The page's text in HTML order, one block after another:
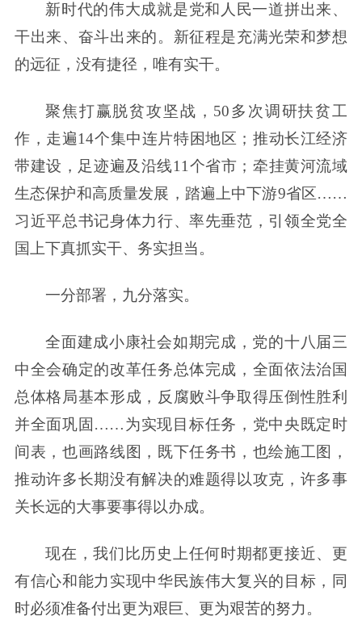
新时代的伟大成就是党和人民一道拼出来、
干出来、奋斗出来的。新征程是充满光荣和梦想
的远征，没有捷径，唯有实干。
聚焦打赢脱贫攻坚战，50多次调研扶贫工
作，走遍14个集中连片特困地区；推动长江经济
带建设，足迹遍及沿线11个省市；牵挂黄河流域
生态保护和高质量发展，踏遍上中下游9省区……
习近平总书记身体力行、率先垂范，引领全党全
国上下真抓实干、务实担当。
一分部署，九分落实。
全面建成小康社会如期完成，党的十八届三
中全会确定的改革任务总体完成，全面依法治国
总体格局基本形成，反腐败斗争取得压倒性胜利
并全面巩固……为实现目标任务，党中央既定时
间表，也画路线图，既下任务书，也绘施工图，
推动许多长期没有解决的难题得以攻克，许多事
关长远的大事要事得以办成。
现在，我们比历史上任何时期都更接近、更
有信心和能力实现中华民族伟大复兴的目标，同
时必须准备付出更为艰巨、更为艰苦的努力。